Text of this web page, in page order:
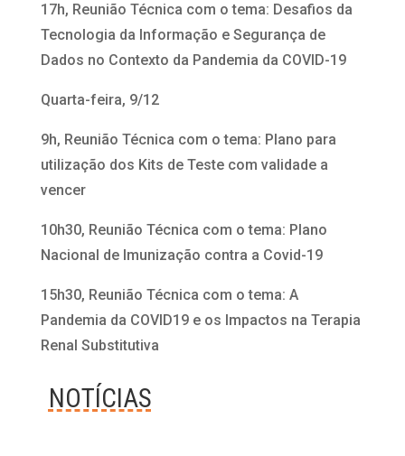
17h, Reunião Técnica com o tema: Desafios da
Tecnologia da Informação e Segurança de
Dados no Contexto da Pandemia da COVID-19
Quarta-feira, 9/12
9h, Reunião Técnica com o tema: Plano para
utilização dos Kits de Teste com validade a
vencer
10h30, Reunião Técnica com o tema: Plano
Nacional de Imunização contra a Covid-19
15h30, Reunião Técnica com o tema: A
Pandemia da COVID19 e os Impactos na Terapia
Renal Substitutiva
NOTÍCIAS